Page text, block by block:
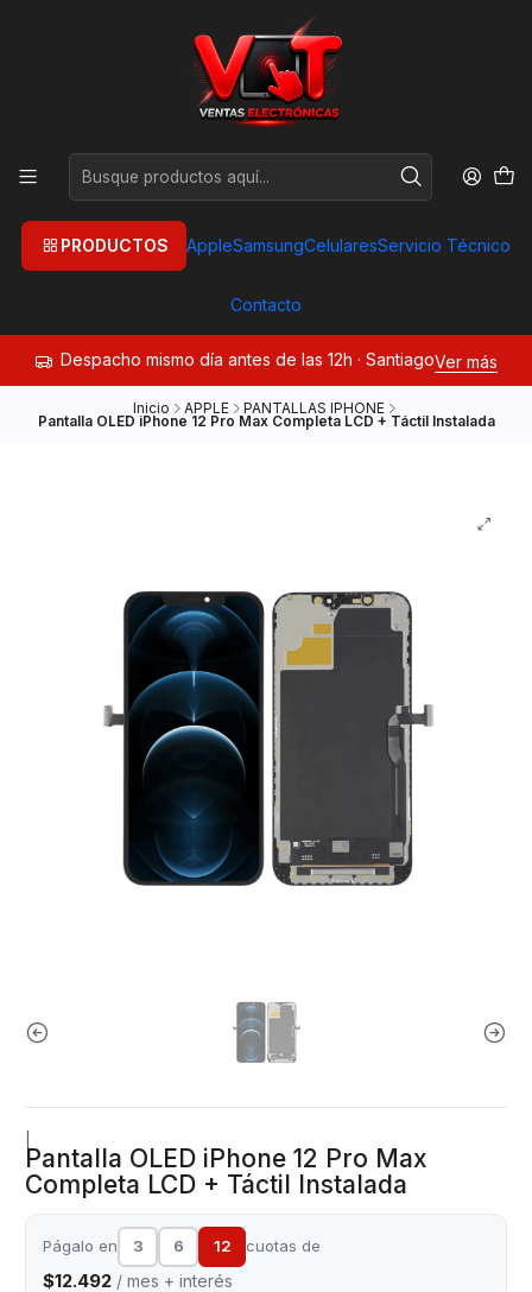
PRODUCTOS AppleSamsungCelularesServicio Técnico
Contacto
Despacho mismo día antes de las 12h · SantiagoVer más
Inicio APPLE PANTALLAS IPHONE
Pantalla OLED iPhone 12 Pro Max Completa LCD + Táctil Instalada
Pantalla OLED iPhone 12 Pro Max
Completa LCD + Táctil Instalada
Págalo en 3 6 12 cuotas de
$12.492 / mes + interés